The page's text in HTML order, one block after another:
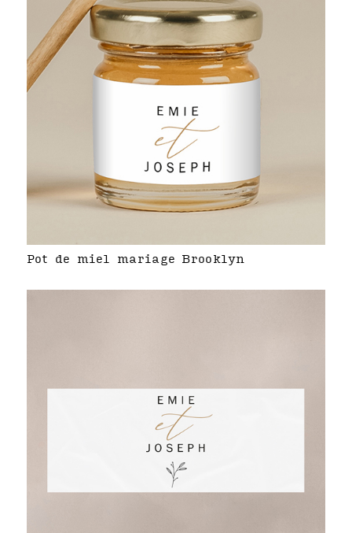
Pot de miel mariage Brooklyn